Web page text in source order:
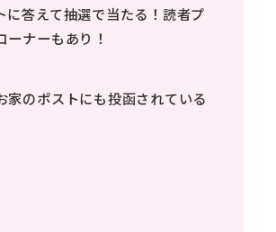
に答えて抽選で当たる！読者プ
ーナーもあり！
家のポストにも投函されている